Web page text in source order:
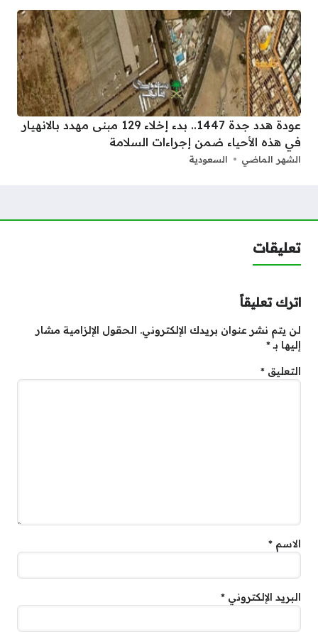
عودة هدد جدة 1447.. بدء إخلاء 129 مبنى مهدد بالانهيار
في هذه الأحياء ضمن إجراءات السلامة
الشهر الماضي السعودية
تعليقات
اترك تعليقاً
لن يتم نشر عنوان بريدك الإلكتروني. الحقول الإلزامية مشار
إليها بـ*
التعليق *
الاسم *
البريد الإلكتروني *